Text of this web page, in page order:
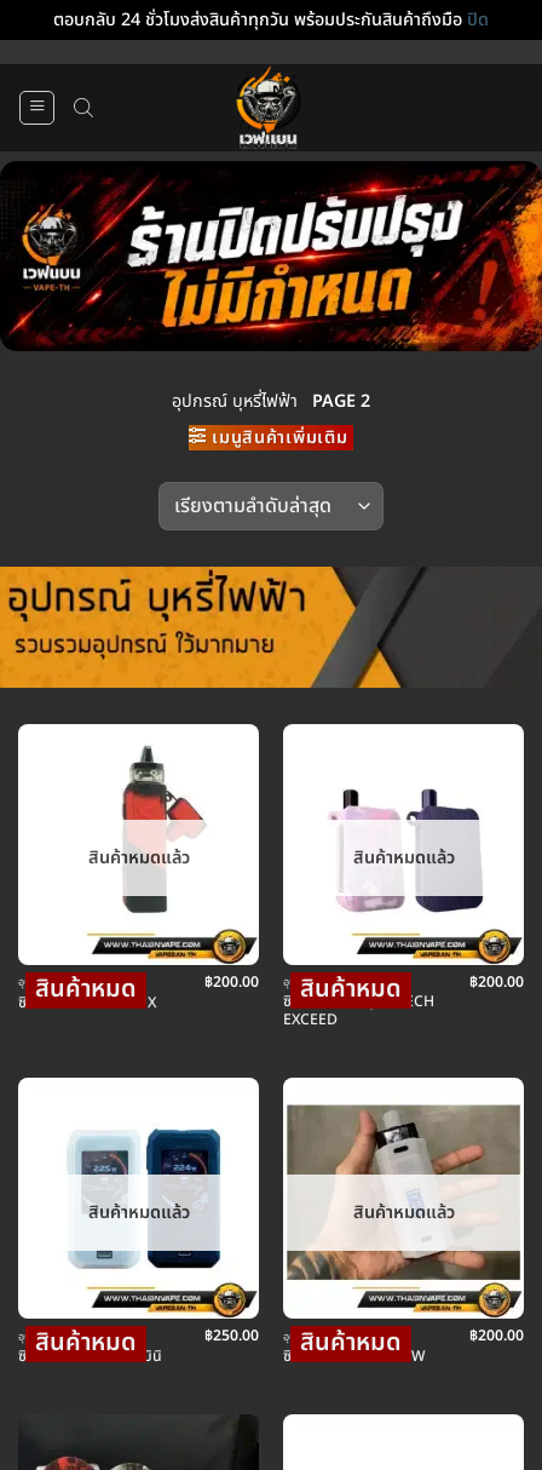
ตอบกลับ 24 ชั่วโมงส่งสินค้าทุกวัน พร้อมประกันสินค้าถึงมือปิด
อุปกรณ์ บุหรี่ไฟฟ้า
PAGE 2
เมนูสินค้าเพิ่มเติม
สินค้าหมดแล้ว
อุปกรณ์ บุหรี่ไฟฟ้า
ซิลิโคน CASE VINCI X
฿200.00
สินค้าหมดแล้ว
อุปกรณ์ บุหรี่ไฟฟ้า
ซิลิโคลน POD JOYTECH
EXCEED
฿200.00
สินค้าหมดแล้ว
อุปกรณ์ บุหรี่ไฟฟ้า
ซิลิโคน CASE ชารอนมินิ
฿250.00
สินค้าหมดแล้ว
อุปกรณ์ บุหรี่ไฟฟ้า
ซิลิโคน เคส RPM160W
฿200.00